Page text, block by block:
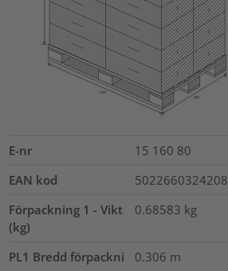
E-nr
15 160 80
EAN kod
5022660324208
Förpackning 1 - Vikt
(kg)
0.68583 kg
PL1 Bredd förpackni
0.306 m